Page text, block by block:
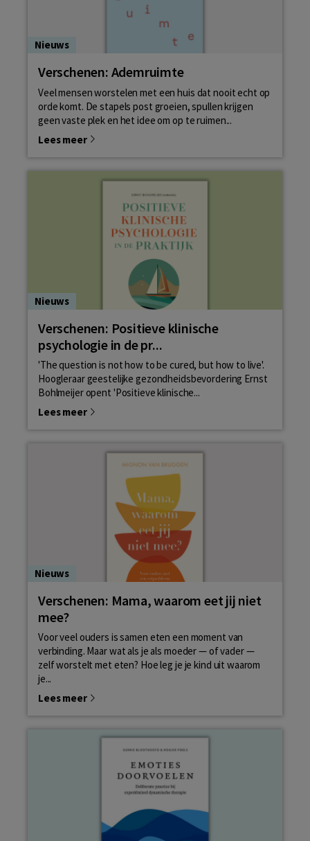
Nieuws
Verschenen: Ademruimte
Veel mensen worstelen met een huis dat nooit echt op
orde komt. De stapels post groeien, spullen krijgen
geen vaste plek en het idee om op te ruimen...
Lees meer
Nieuws
Verschenen: Positieve klinische
psychologie in de pr...
'The question is not how to be cured, but how to live'.
Hoogleraar geestelijke gezondheidsbevordering Ernst
Bohlmeijer opent 'Positieve klinische...
Lees meer
Nieuws
Verschenen: Mama, waarom eet jij niet
mee?
Voor veel ouders is samen eten een moment van
verbinding. Maar wat als je als moeder — of vader —
zelf worstelt met eten? Hoe leg je je kind uit waarom
je...
Lees meer